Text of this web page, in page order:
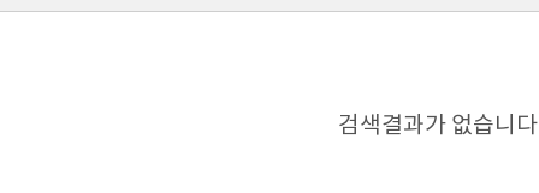
검색결과가 없습니